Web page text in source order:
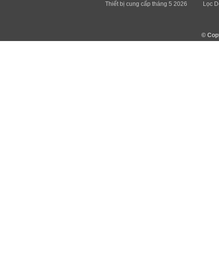
Thiết bị cung cấp tháng 5 2026 Lọc
©